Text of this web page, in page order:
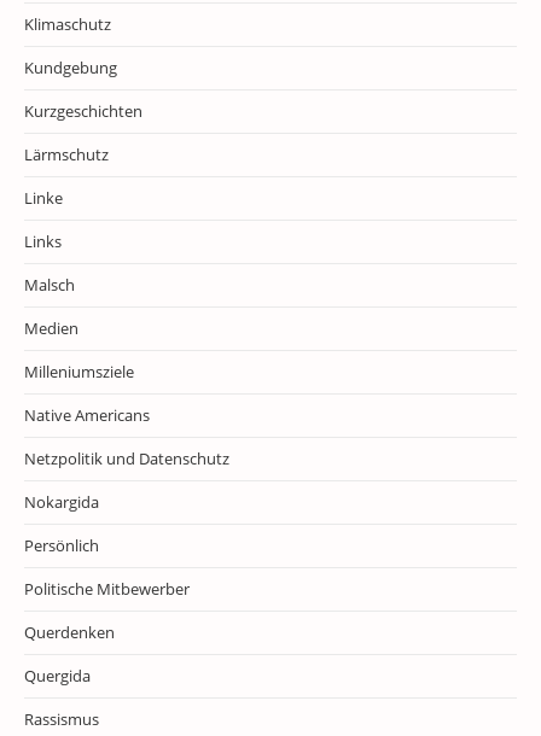
Klimaschutz
Kundgebung
Kurzgeschichten
Lärmschutz
Linke
Links
Malsch
Medien
Milleniumsziele
Native Americans
Netzpolitik und Datenschutz
Nokargida
Persönlich
Politische Mitbewerber
Querdenken
Quergida
Rassismus